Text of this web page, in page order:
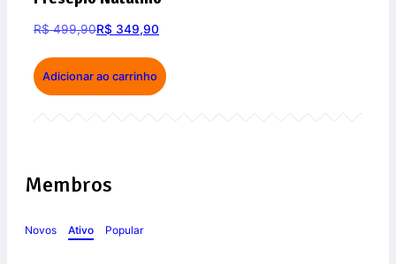
R$499,90R$ 349,90
Adicionar ao carrinho
Membros
Novos Ativo Popular